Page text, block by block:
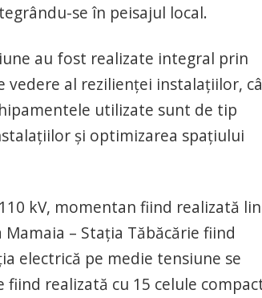
se în peisajul local.
au fost realizate integral prin
al rezilienței instalațiilor,
utilizate sunt de tip
și optimizarea spațiului
kV, momentan fiind realizată
– Stația Tăbăcărie fiind
electrică pe medie tensiune se
realizată cu 15 celule